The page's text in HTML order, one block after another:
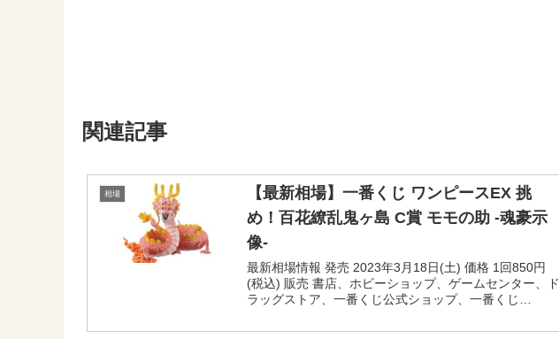
関連記事
相場
【最新相場】一番くじ ワンピースEX 挑
め！百花繚乱鬼ヶ島 C賞 モモの助 -魂豪示
像-
最新相場情報 発売 2023年3月18日(土) 価格 1回850円
(税込) 販売 書店、ホビーショップ、ゲームセンター、ド
ラッグストア、一番くじ公式ショップ、一番くじ
挑め！百...